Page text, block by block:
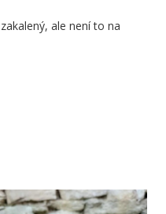
ale není to na